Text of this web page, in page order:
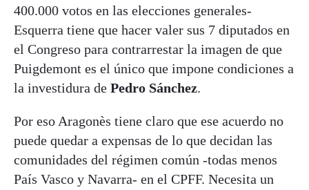
400.000 votos en las elecciones generales-
Esquerra tiene que hacer valer sus 7 diputados en
el Congreso para contrarrestar la imagen de que
Puigdemont es el único que impone condiciones a
la investidura de Pedro Sánchez.
Por eso Aragonès tiene claro que ese acuerdo no
puede quedar a expensas de lo que decidan las
comunidades del régimen común -todas menos
País Vasco y Navarra- en el CPFF. Necesita un